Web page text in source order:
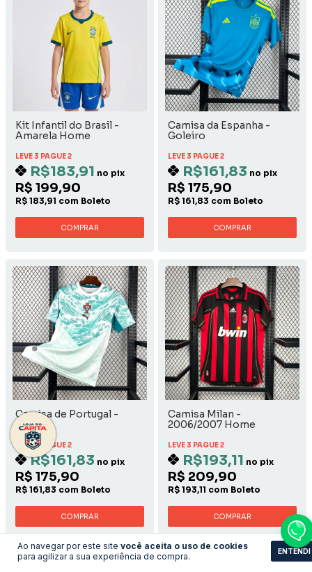
Ao navegar por este site você aceita o uso de cookies
para agilizar a sua experiência de compra.
ENTENDI
Kit Infantil do Brasil -
Amarela Home
LEVE 3 PAGUE 2
R$183,91 no pix
R$ 199,90
R$ 183,91 com Boleto
COMPRAR
Camisa da Espanha -
Goleiro
LEVE 3 PAGUE 2
R$161,83 no pix
R$ 175,90
R$ 161,83 com Boleto
COMPRAR
Camisa de Portugal -
Away
LEVE 3 PAGUE 2
R$161,83 no pix
R$ 175,90
R$ 161,83 com Boleto
COMPRAR
Camisa Milan -
2006/2007 Home
LEVE 3 PAGUE 2
R$193,11 no pix
R$ 209,90
R$ 193,11 com Boleto
COMPRAR